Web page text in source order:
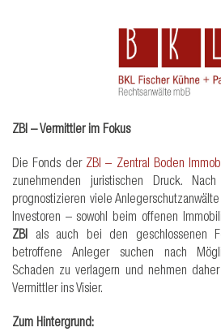
ZBI – Vermittler im Fokus
Die Fonds der ZBI – Zentral Boden
zunehmenden juristischen Druck.
prognostizieren viele
Investoren – sowohl beim offenen
ZBI als auch bei den geschlossenen
betroffene Anleger suchen nach
Schaden zu verlagern und nehmen
Vermittler ins Visier.
Zum Hintergrund: